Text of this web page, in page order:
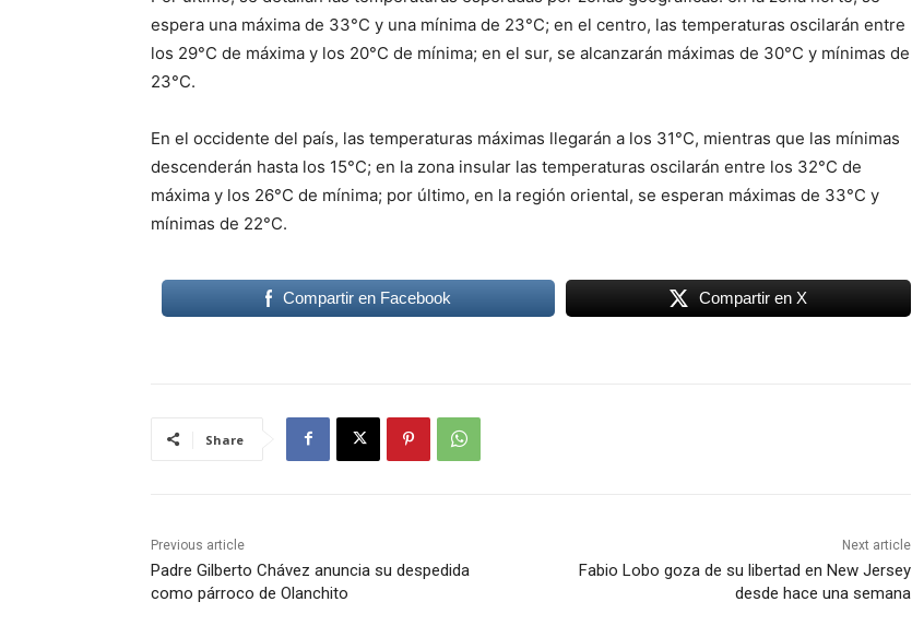
espera una máxima de 33°C y una mínima de 23°C; en el centro, las temperaturas oscilarán entre
los 29°C de máxima y los 20°C de mínima; en el sur, se alcanzarán máximas de 30°C y mínimas de
23°C.
En el occidente del país, las temperaturas máximas llegarán a los 31°C, mientras que las mínimas
descenderán hasta los 15°C; en la zona insular las temperaturas oscilarán entre los 32°C de
máxima y los 26°C de mínima; por último, en la región oriental, se esperan máximas de 33°C y
mínimas de 22°C.
Compartir en Facebook Compartir en X
Share
Previous article
Padre Gilberto Chávez anuncia su despedida
como párroco de Olanchito
Next article
Fabio Lobo goza de su libertad en New Jersey
desde hace una semana